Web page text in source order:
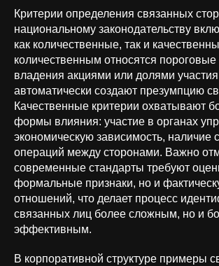
Критерии определения связанных
национальному законодательству
как количественные, так и
количественным относятся пороговые
владения акциями или долями
автоматически создают презумпцию
Качественные критерии охватывают
формы влияния: участие в органах
экономическую зависимость, наличие
операций между сторонами. Важно
современные стандарты требуют
формальные признаки, но и
отношений, что делает процесс
связанных лиц более сложным, но и
эффективным.
В корпоративной структуре примеры